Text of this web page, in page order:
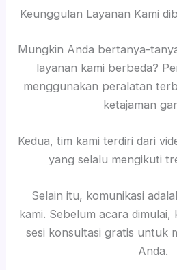
Keunggulan Layanan Kami
Mungkin Anda bertanya-
layanan kami berbeda?
menggunakan peralatan
ketajaman
Kedua, tim kami terdiri dari
yang selalu mengikuti
Selain itu, komunikasi
kami. Sebelum acara dimulai,
sesi konsultasi gratis untuk
Anda.